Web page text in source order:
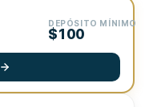
DEPÓSITO MÍNIMO
$100